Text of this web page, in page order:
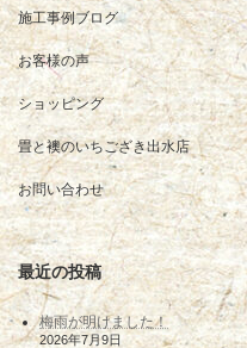
施工事例ブログ
お客様の声
ショッピング
畳と襖のいちござき出水店
お問い合わせ
最近の投稿
梅雨が明けました！
2026年7月9日